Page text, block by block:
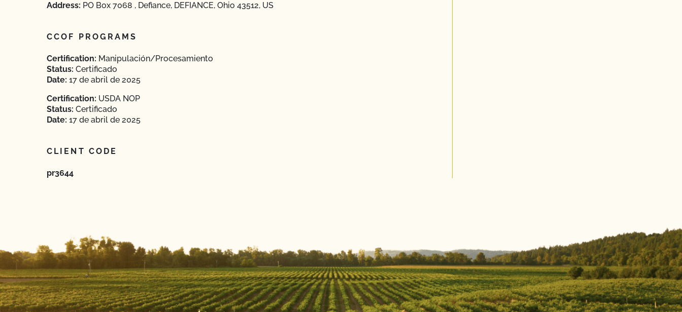
Address: PO Box 7068 , Defiance, DEFIANCE, Ohio 43512, US
CCOF PROGRAMS
Certification: Manipulación/Procesamiento
Status: Certificado
Date: 17 de abril de 2025
Certification: USDA NOP
Status: Certificado
Date: 17 de abril de 2025
CLIENT CODE
pr3644